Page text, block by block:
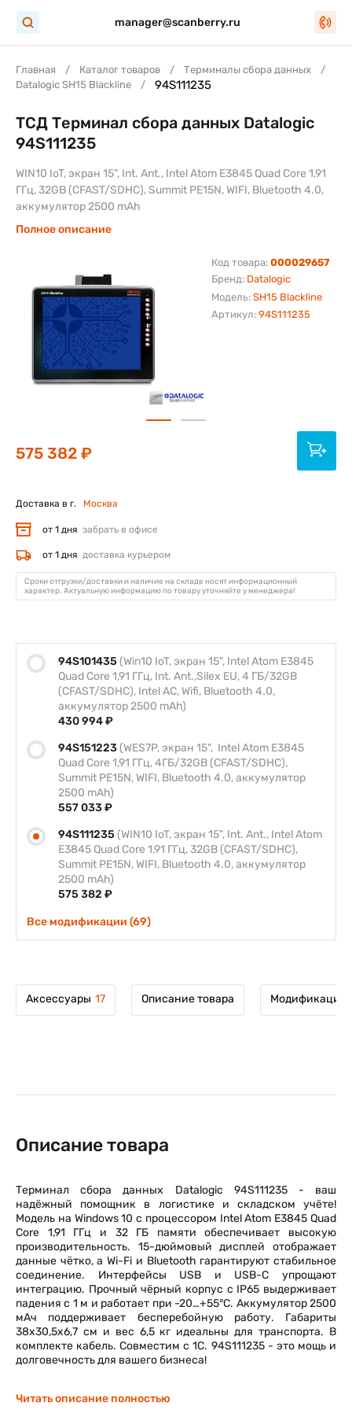
manager@scanberry.ru
Главная Каталог товаров
Терминалы сбора данных
Datalogic SH15 Blackline
94S111235
Бренд: Datalogic
Модель: SH15 Blackline
Код товара: 000029657
Артикул: 94S111235
ТСД Терминал сбора данных Datalogic
94S111235
WIN10 IoT, экран 15", Int. Ant., Intel Atom E3845 Quad Core 1,91
ГГц, 32GB (CFAST/SDHC), Summit PE15N, WIFI, Bluetooth 4.0,
аккумулятор 2500 mAh
Полное описание
94S101435 (Win10 IoT, экран 15", Intel Atom E3845
Quad Core 1,91 ГГц, Int. Ant.,Silex EU, 4 ГБ/32GB
(CFAST/SDHC), Intel AC, Wifi, Bluetooth 4.0,
аккумулятор 2500 mAh)
430 994 ₽
94S151223 (WES7P, экран 15", Intel Atom E3845
Quad Core 1,91 ГГц, 4ГБ/32GB (CFAST/SDHC),
Summit PE15N, WIFI, Bluetooth 4.0, аккумулятор
2500 mAh)
557 033 ₽
94S111235 (WIN10 IoT, экран 15", Int. Ant., Intel Atom
E3845 Quad Core 1,91 ГГц, 32GB (CFAST/SDHC),
Summit PE15N, WIFI, Bluetooth 4.0, аккумулятор
2500 mAh)
575 382 ₽
Все модификации (69)
575 382 ₽
Доставка в г. Москва
от 1 дня забрать в офисе
от 1 дня доставка курьером
Сроки отгрузки/доставки и наличие на складе носят информационный
характер. Актуальную информацию по товару уточняйте у менеджера!
Аксессуары 17 Описание товара Модификации
Описание товара
Терминал сбора данных Datalogic 94S111235 - ваш
надёжный помощник в логистике и складском учёте!
Модель на Windows 10 с процессором Intel Atom E3845 Quad
Core 1,91 ГГц и 32 ГБ памяти обеспечивает высокую
производительность. 15-дюймовый дисплей отображает
данные чётко, а Wi-Fi и Bluetooth гарантируют стабильное
соединение. Интерфейсы USB и USB-C упрощают
интеграцию. Прочный чёрный корпус с IP65 выдерживает
падения с 1 м и работает при -20…+55°C. Аккумулятор 2500
мАч поддерживает бесперебойную работу. Габариты
38x30,5x6,7 см и вес 6,5 кг идеальны для транспорта. В
комплекте кабель. Совместим с 1С. 94S111235 - это мощь и
долговечность для вашего бизнеса!
Читать описание полностью